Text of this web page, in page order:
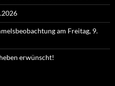
am Freitag, 9.
erwünscht!